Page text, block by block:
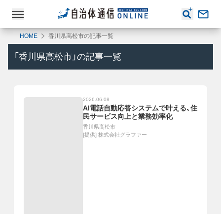
HOME 香川県高松市の記事一覧
「 香川県高松市 」の記事一覧
2026.06.08
AI電話自動応答システムで叶える、住
民サービス向上と業務効率化
香川県高松市
[提供] 株式会社グラファー